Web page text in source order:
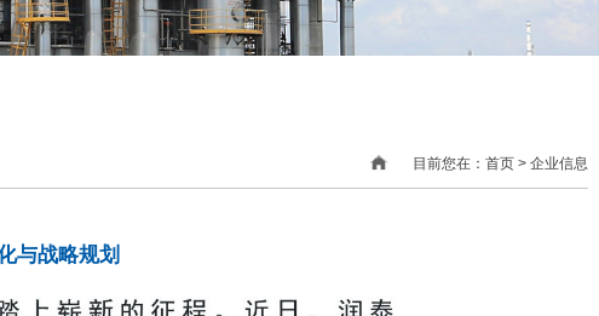
目前您在：首页 > 企业信息
与战略规划